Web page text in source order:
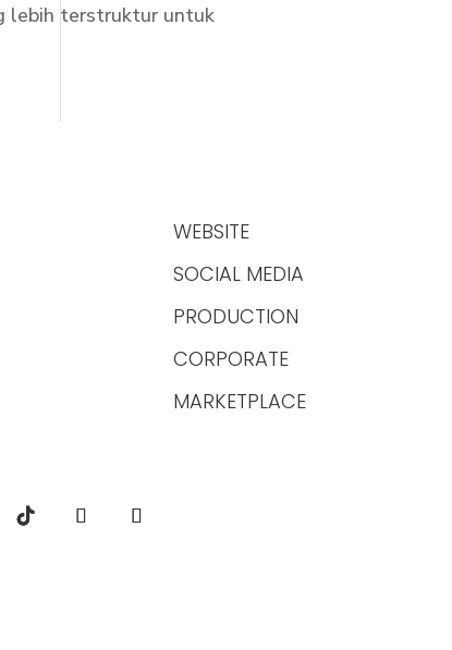
lebih terstruktur untuk
WEBSITE
SOCIAL MEDIA
PRODUCTION
CORPORATE
MARKETPLACE